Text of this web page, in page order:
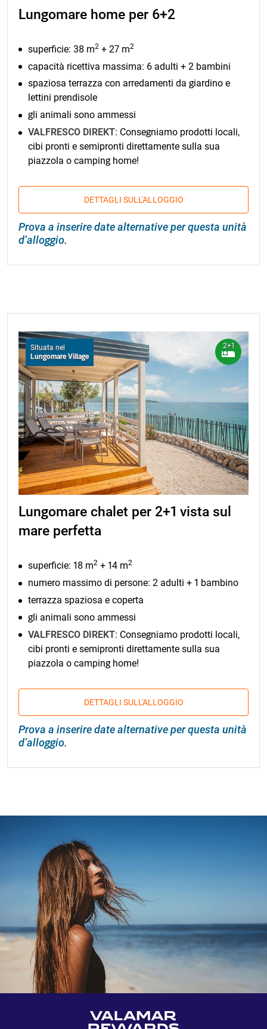
Lungomare home per 6+2
superficie: 38 m2 + 27 m2
capacità ricettiva massima: 6 adulti + 2 bambini
spaziosa terrazza con arredamenti da giardino e
lettini prendisole
gli animali sono ammessi
VALFRESCO DIREKT: Consegniamo prodotti locali,
cibi pronti e semipronti direttamente sulla sua
piazzola o camping home!
DETTAGLI SULL'ALLOGGIO
Prova a inserire date alternative per questa unità
d’alloggio.
Situata nel
Lungomare Village
2+1
Lungomare chalet per 2+1 vista sul
mare perfetta
superficie: 18 m2 + 14 m2
numero massimo di persone: 2 adulti + 1 bambino
terrazza spaziosa e coperta
gli animali sono ammessi
VALFRESCO DIREKT: Consegniamo prodotti locali,
cibi pronti e semipronti direttamente sulla sua
piazzola o camping home!
DETTAGLI SULL'ALLOGGIO
Prova a inserire date alternative per questa unità
d’alloggio.